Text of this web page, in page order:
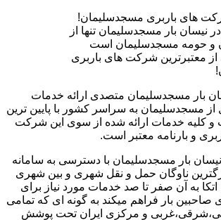
های باربری مسجدسلیمان!
نیسان بار مسجدسلیمان تنها از
و حومه مسجدسلیمان است
از معتبرترین شرکت های باربری
بار مسجدسلیمان متصدی ارائه خدمات
از مسجدسلیمان به سراسر کشور با پایین ترین
و کلیه خدمات ارائه شده از سوی این شرکت
و بارنامه معتبر است.
بار مسجدسلیمان با دسترسی به سامانه
ناوگان حمل و نقل شهری و بین شهری
اتکا به آن صفر تا صد خدمات مورد نیاز برای
صاحبین بار فراهم میکند به گونه ای که تمامی
و مرکزی ایران تحت پوشش